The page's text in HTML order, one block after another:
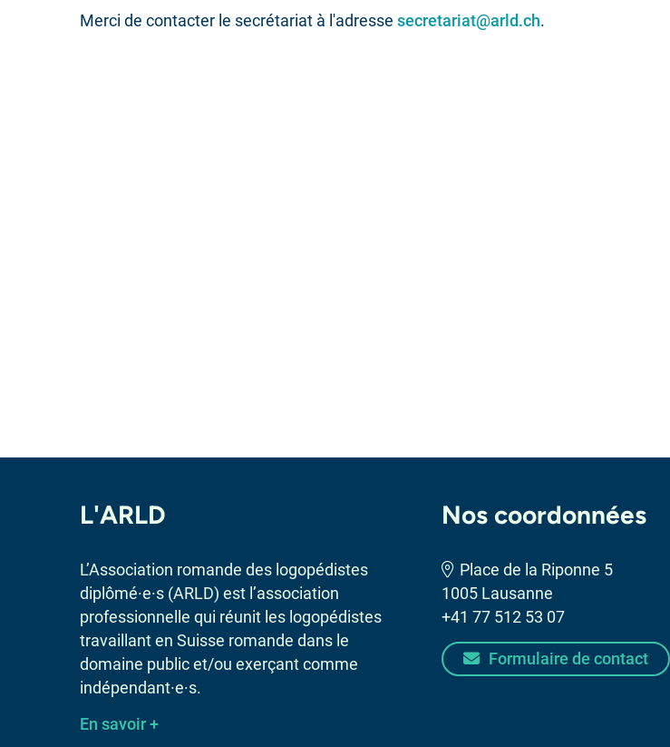
Merci de contacter le secrétariat à l'adresse secretariat@arld.ch.
L'ARLD
L’Association romande des logopédistes
diplômé·e·s (ARLD) est l’association
professionnelle qui réunit les logopédistes
travaillant en Suisse romande dans le
domaine public et/ou exerçant comme
indépendant·e·s.
En savoir +
Nos coordonnées
Place de la Riponne 5
1005 Lausanne
+41 77 512 53 07
Formulaire de contact